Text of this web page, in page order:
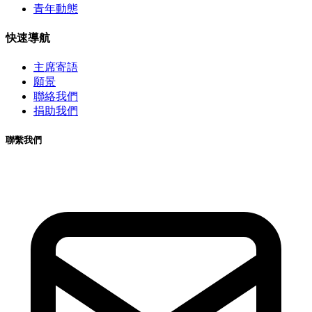
青年動態
快速導航
主席寄語
願景
聯絡我們
捐助我們
聯繫我們